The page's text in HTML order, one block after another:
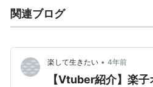
関連ブログ
楽して生きたい • 4年前
【Vtuber紹介】楽